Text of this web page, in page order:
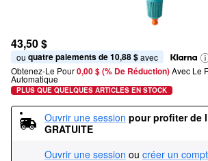
43,50 $
ou quatre paiements de 10,88 $ avec
Obtenez-Le Pour0,00 $ (% De Réduction) Avec Le
Automatique
PLUS QUE QUELQUES ARTICLES EN STOCK
Ouvrir une session pour profiter de
GRATUITE
Ouvrir une session ou créer un